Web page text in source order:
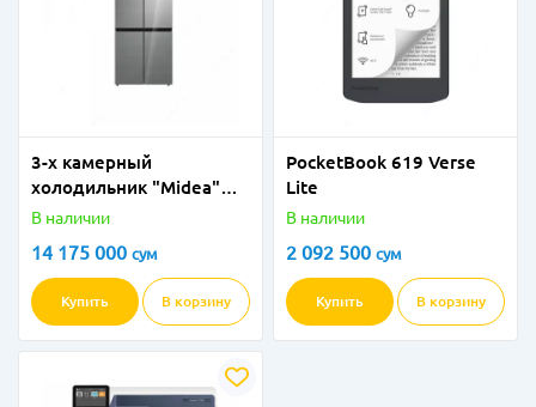
3-х камерный
холодильник "Мidea"
HQ-627WEN (IG) 3MD
В наличии
14 175 000 сум
Купить В корзину
PocketBook 619 Verse
Lite
В наличии
2 092 500 сум
Купить В корзину